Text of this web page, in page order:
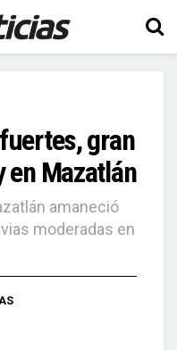
gran
en Mazatlán
amaneció
moderadas en